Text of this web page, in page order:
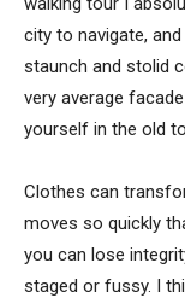
city to navigate,
staunch and stolid
very average
yourself in the old
Clothes can
moves so quickly
you can lose
staged or fussy. I